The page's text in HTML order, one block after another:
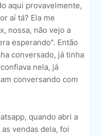
aqui provavelmente,
aí tá? Ela me
nossa, não vejo a
esperando". Então
conversado, já tinha
nela, já
conversando com
quando abri a
vendas dela, foi